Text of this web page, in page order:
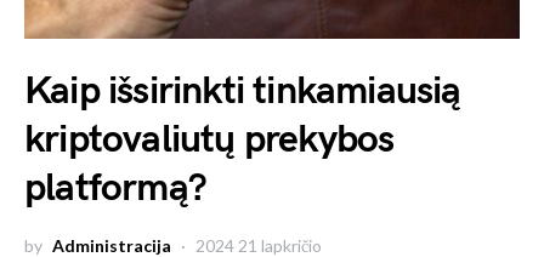
Kaip išsirinkti tinkamiausią
kriptovaliutų prekybos
platformą?
by Administracija 2024 21 lapkričio